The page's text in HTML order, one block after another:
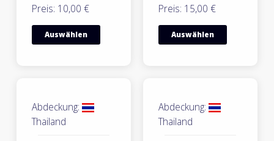
Preis: 10,00 €
Auswählen
Preis: 15,00 €
Auswählen
Abdeckung:
Thailand
Abdeckung:
Thailand